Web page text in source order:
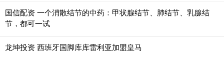
国信配资 一个消散结节的中药：甲状腺结节、肺结节、乳腺结
节，都可一试
龙坤投资 西班牙国脚库库雷利亚加盟皇马